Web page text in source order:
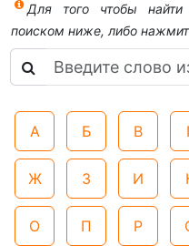
Для того чтобы найти
поиском ниже, либо
А Б В
Ж З И
О П Р